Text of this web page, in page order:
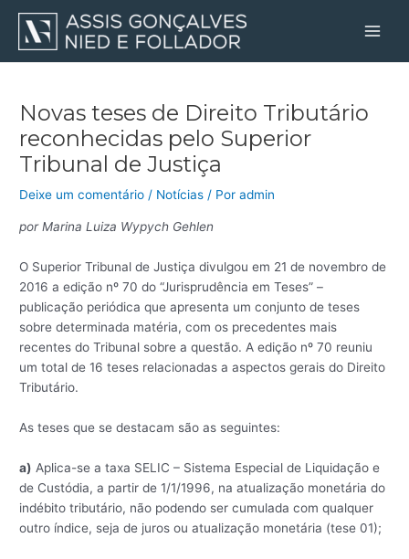
Novas teses de Direito Tributário
reconhecidas pelo Superior
Tribunal de Justiça
Deixe um comentário / Notícias / Poradmin
por Marina Luiza Wypych Gehlen
O Superior Tribunal de Justiça divulgou em 21 de novembro de
2016 a edição nº 70 do “Jurisprudência em Teses” –
publicação periódica que apresenta um conjunto de teses
sobre determinada matéria, com os precedentes mais
recentes do Tribunal sobre a questão. A edição nº 70 reuniu
um total de 16 teses relacionadas a aspectos gerais do Direito
Tributário.
As teses que se destacam são as seguintes:
a) Aplica-se a taxa SELIC – Sistema Especial de Liquidação e
de Custódia, a partir de 1/1/1996, na atualização monetária do
indébito tributário, não podendo ser cumulada com qualquer
outro índice, seja de juros ou atualização monetária (tese 01);
navigation